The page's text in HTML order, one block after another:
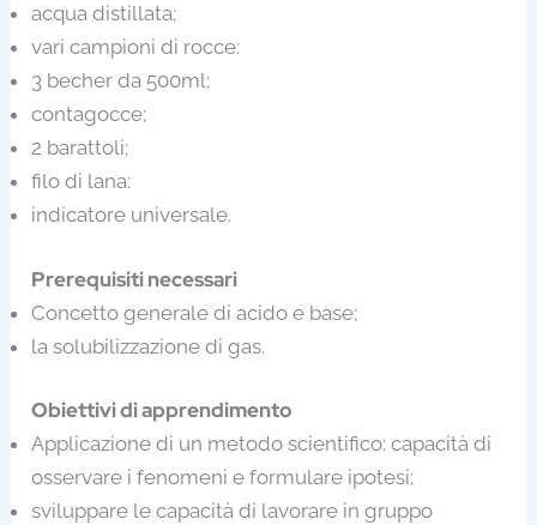
acqua distillata;
vari campioni di rocce:
3 becher da 500ml;
contagocce;
2 barattoli;
filo di lana:
indicatore universale.
Prerequisiti necessari
Concetto generale di acido e base;
la solubilizzazione di gas.
Obiettivi di apprendimento
Applicazione di un metodo scientifico: capacità di
osservare i fenomeni e formulare ipotesi;
sviluppare le capacità di lavorare in gruppo